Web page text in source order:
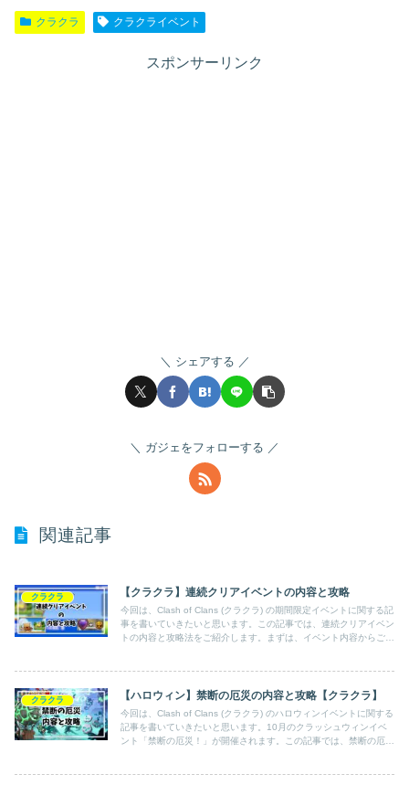
クラクラ クラクライベント
スポンサーリンク
シェアする
ガジェをフォローする
関連記事
クラクラ 【クラクラ】連続クリアイベントの内容と攻略
今回は、Clash of Clans (クラクラ) の期間限定イベントに関する記
事を書いていきたいと思います。この記事では、連続クリアイベン
トの内容と攻略法をご紹介します。まずは、イベント内容からご紹
クラクラ 【ハロウィン】禁断の厄災の内容と攻略【クラクラ】
今回は、Clash of Clans (クラクラ) のハロウィンイベントに関する
記事を書いていきたいと思います。10月のクラッシュウィンイベ
ント「禁断の厄災！」が開催されます。この記事では、禁断の厄災